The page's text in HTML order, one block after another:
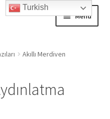
Menu
Akıllı Merdiven
Turkish